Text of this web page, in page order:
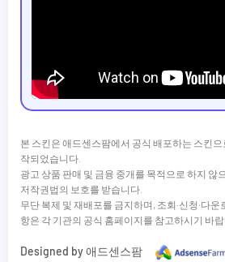
본 스킨은 애드센스팜에서 공식 배포하는 스킨
작되었습니다.
광고 상품 판매 및 금융 중개를 목적으로 하지 않
저작권법의 보호를 받습니다.
무단 복제 및 재배포를 금지하며, 조회·신청·다
항은 각 기관의 공식 홈페이지를 참고하시기 바랍
Designed by 애드센스팜